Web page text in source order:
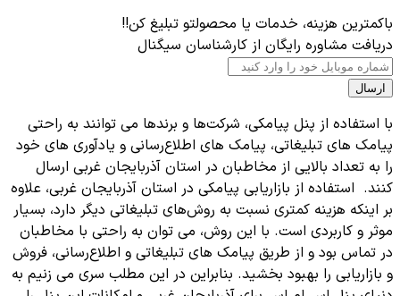
باکمترین هزینه، خدمات یا محصولتو تبلیغ کن!!
دریافت مشاوره رایگان از کارشناسان سیگنال
ارسال
با استفاده از پنل پیامکی، شرکت‌ها و برندها می ‌توانند به راحتی
پیامک ‌های تبلیغاتی، پیامک ‌های اطلاع‌رسانی و یادآوری های خود
را به تعداد بالایی از مخاطبان در استان آذربایجان غربی ارسال
کنند. استفاده از بازاریابی پیامکی در استان آذربایجان غربی، علاوه
بر اینکه هزینه کمتری نسبت به روش‌های تبلیغاتی دیگر دارد، بسیار
موثر و کاربردی است. با این روش، می ‌توان به راحتی با مخاطبان
در تماس بود و از طریق پیامک ‌های تبلیغاتی و اطلاع‌رسانی، فروش
و بازاریابی را بهبود بخشید. بنابراین در این مطلب سری می زنیم به